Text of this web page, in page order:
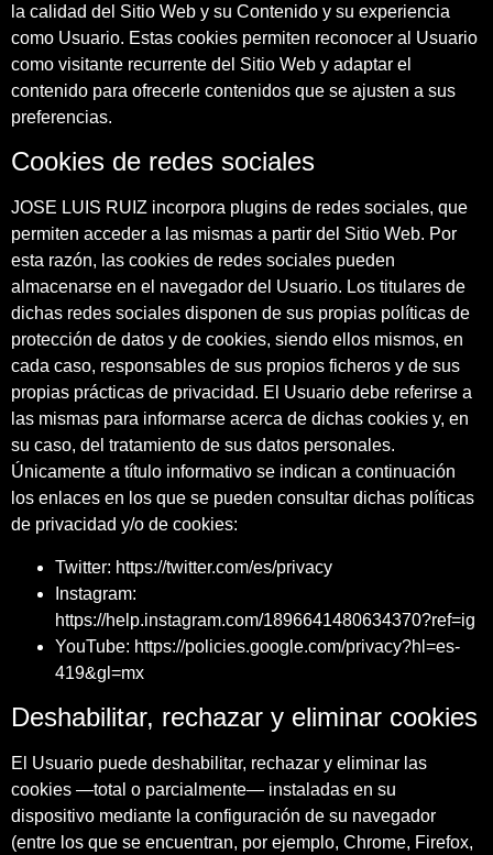
la calidad del Sitio Web y su Contenido y su experiencia
como Usuario. Estas cookies permiten reconocer al Usuario
como visitante recurrente del Sitio Web y adaptar el
contenido para ofrecerle contenidos que se ajusten a sus
preferencias.
Cookies de redes sociales
JOSE LUIS RUIZ incorpora plugins de redes sociales, que
permiten acceder a las mismas a partir del Sitio Web. Por
esta razón, las cookies de redes sociales pueden
almacenarse en el navegador del Usuario. Los titulares de
dichas redes sociales disponen de sus propias políticas de
protección de datos y de cookies, siendo ellos mismos, en
cada caso, responsables de sus propios ficheros y de sus
propias prácticas de privacidad. El Usuario debe referirse a
las mismas para informarse acerca de dichas cookies y, en
su caso, del tratamiento de sus datos personales.
Únicamente a título informativo se indican a continuación
los enlaces en los que se pueden consultar dichas políticas
de privacidad y/o de cookies:
Twitter: https://twitter.com/es/privacy
Instagram:
https://help.instagram.com/1896641480634370?ref=ig
YouTube: https://policies.google.com/privacy?hl=es-
419&gl=mx
Deshabilitar, rechazar y eliminar cookies
El Usuario puede deshabilitar, rechazar y eliminar las
cookies —total o parcialmente— instaladas en su
dispositivo mediante la configuración de su navegador
(entre los que se encuentran, por ejemplo, Chrome, Firefox,